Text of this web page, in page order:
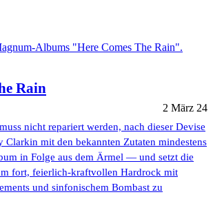
Rain
2 März 24
nicht repariert werden, nach dieser Devise
Clarkin mit den bekannten Zutaten mindestens
in Folge aus dem Ärmel — und setzt die
fort, feierlich-kraftvollen Hardrock mit
und sinfonischem Bombast zu